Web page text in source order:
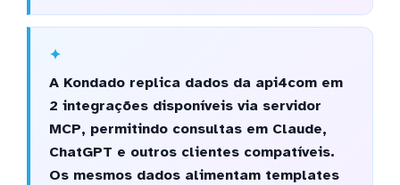
A Kondado replica dados da api4com em
2 integrações disponíveis via servidor
MCP, permitindo consultas em Claude,
ChatGPT e outros clientes compatíveis.
Os mesmos dados alimentam templates